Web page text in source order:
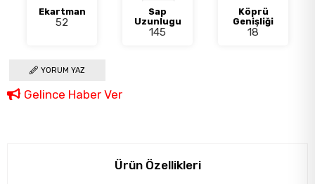
Ekartman
52
Sap
Uzunlugu
145
Köprü
Genişliği
18
YORUM YAZ
Gelince Haber Ver
Ürün Özellikleri